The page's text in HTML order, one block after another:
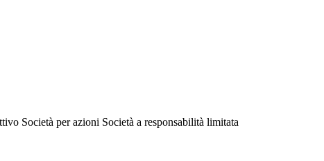
Società per azioni Società a responsabilità limitata